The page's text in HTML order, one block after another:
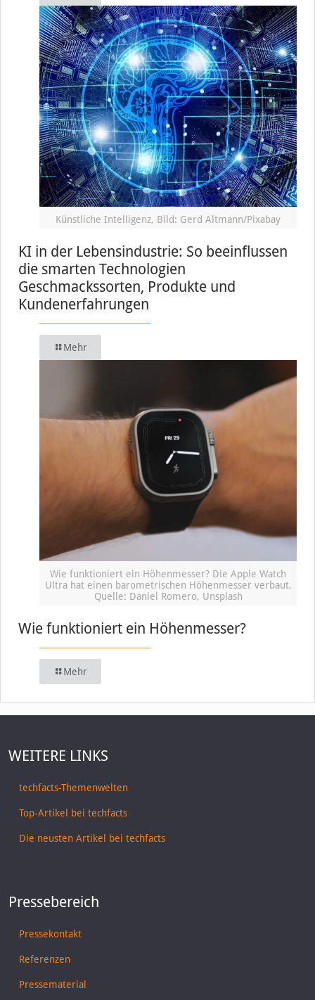
Künstliche Intelligenz, Bild: Gerd Altmann/Pixabay
KI in der Lebensindustrie: So beeinflussen
die smarten Technologien
Geschmackssorten, Produkte und
Kundenerfahrungen
Mehr
Wie funktioniert ein Höhenmesser? Die Apple Watch
Ultra hat einen barometrischen Höhenmesser verbaut,
Quelle: Daniel Romero, Unsplash
Wie funktioniert ein Höhenmesser?
Mehr
WEITERE LINKS
techfacts-Themenwelten
Top-Artikel bei techfacts
Die neusten Artikel bei techfacts
Pressebereich
Pressekontakt
Referenzen
Pressematerial